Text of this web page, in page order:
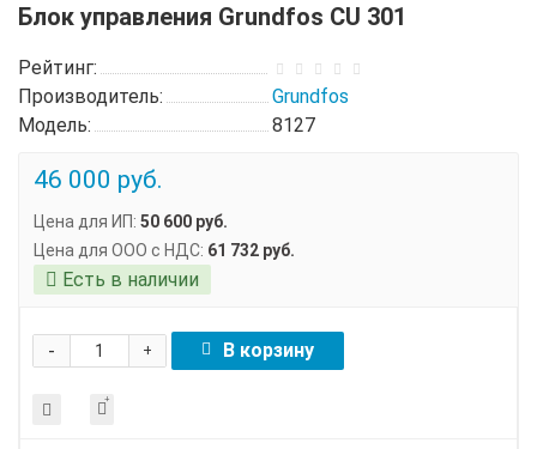
Блок управления Grundfos CU 301
Рейтинг:
Производитель:
Grundfos
Модель:
8127
46 000 руб.
Цена для ИП: 50 600 руб.
Цена для ООО с НДС: 61 732 руб.
Есть в наличии
+
- В корзину